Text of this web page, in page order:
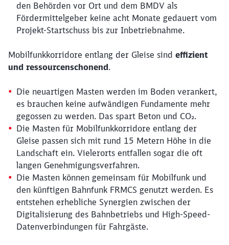
den Behörden vor Ort und dem BMDV als
Fördermittelgeber keine acht Monate gedauert vom
Projekt-Startschuss bis zur Inbetriebnahme.
Mobilfunkkorridore entlang der Gleise sind effizient
und ressourcenschonend.
Die neuartigen Masten werden im Boden verankert,
es brauchen keine aufwändigen Fundamente mehr
gegossen zu werden. Das spart Beton und CO₂.
Die Masten für Mobilfunkkorridore entlang der
Gleise passen sich mit rund 15 Metern Höhe in die
Landschaft ein. Vielerorts entfallen sogar die oft
langen Genehmigungsverfahren.
Die Masten können gemeinsam für Mobilfunk und
den künftigen Bahnfunk FRMCS genutzt werden. Es
entstehen erhebliche Synergien zwischen der
Digitalisierung des Bahnbetriebs und High-Speed-
Datenverbindungen für Fahrgäste.